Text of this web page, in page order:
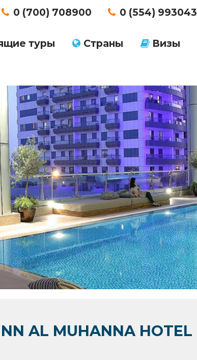
0 (700) 708900 0 (554) 993043
туры Страны Визы
AL MUHANNA HOTEL